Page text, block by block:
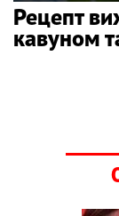
Рецепт
кавуном